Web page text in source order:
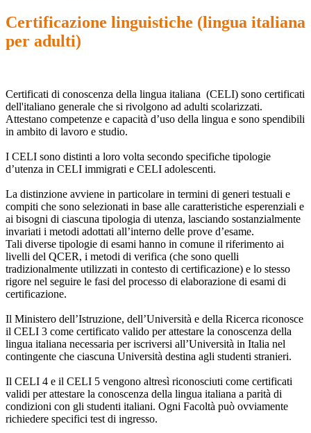
Certificazione linguistiche (lingua italiana
per adulti)
Certificati di conoscenza della lingua italiana (CELI) sono certificati
dell'italiano generale che si rivolgono ad adulti scolarizzati.
Attestano competenze e capacità d’uso della lingua e sono spendibili
in ambito di lavoro e studio.
I CELI sono distinti a loro volta secondo specifiche tipologie
d’utenza in CELI immigrati e CELI adolescenti.
La distinzione avviene in particolare in termini di generi testuali e
compiti che sono selezionati in base alle caratteristiche esperenziali e
ai bisogni di ciascuna tipologia di utenza, lasciando sostanzialmente
invariati i metodi adottati all’interno delle prove d’esame.
Tali diverse tipologie di esami hanno in comune il riferimento ai
livelli del QCER, i metodi di verifica (che sono quelli
tradizionalmente utilizzati in contesto di certificazione) e lo stesso
rigore nel seguire le fasi del processo di elaborazione di esami di
certificazione.
Il Ministero dell’Istruzione, dell’Università e della Ricerca riconosce
il CELI 3 come certificato valido per attestare la conoscenza della
lingua italiana necessaria per iscriversi all’Università in Italia nel
contingente che ciascuna Università destina agli studenti stranieri.
Il CELI 4 e il CELI 5 vengono altresì riconosciuti come certificati
validi per attestare la conoscenza della lingua italiana a parità di
condizioni con gli studenti italiani. Ogni Facoltà può ovviamente
richiedere specifici test di ingresso.